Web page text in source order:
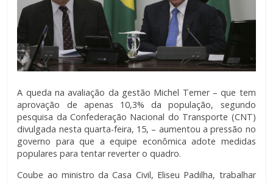
A queda na avaliação da gestão Michel Temer – que tem
aprovação de apenas 10,3% da população, segundo
pesquisa da Confederação Nacional do Transporte (CNT)
divulgada nesta quarta-feira, 15, – aumentou a pressão no
governo para que a equipe econômica adote medidas
populares para tentar reverter o quadro.
Coube ao ministro da Casa Civil, Eliseu Padilha, trabalhar